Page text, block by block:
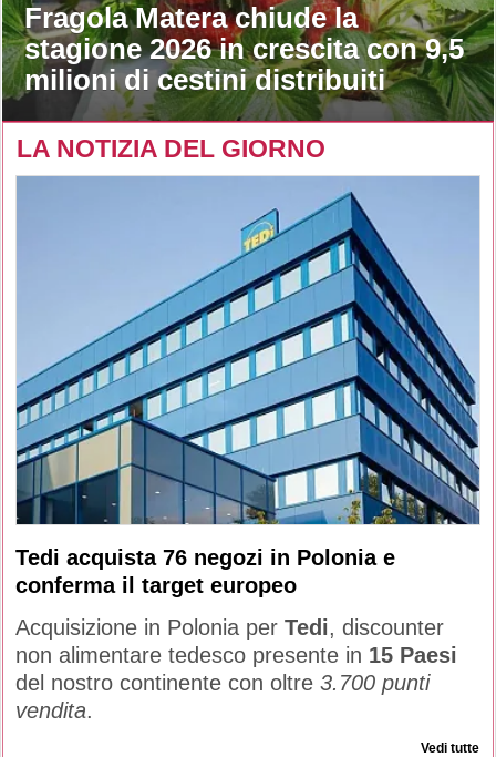
Fragola Matera chiude la
stagione 2026 in crescita con 9,5
milioni di cestini distribuiti
LA NOTIZIA DEL GIORNO
Tedi acquista 76 negozi in Polonia e
conferma il target europeo
Acquisizione in Polonia per Tedi, discounter
non alimentare tedesco presente in 15 Paesi
del nostro continente con oltre 3.700 punti
vendita.
Vedi tutte